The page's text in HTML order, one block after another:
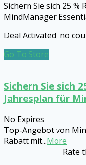
Sichern Sie sich 25
MindManager
Deal Activated, no
Go To Store
Sichern Sie sich
Jahresplan für
No Expires
Top-Angebot von
Rabatt mit...More
Rate